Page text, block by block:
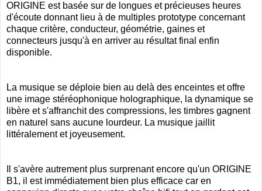
ORIGINE est basée sur de longues et précieuses heures
d'écoute donnant lieu à de multiples prototype concernant
chaque critère, conducteur, géométrie, gaines et
connecteurs jusqu'à en arriver au résultat final enfin
disponible.
La musique se déploie bien au delà des enceintes et offre
une image stéréophonique holographique, la dynamique se
libère et s'affranchit des compressions, les timbres gagnent
en naturel sans aucune lourdeur. La musique jaillit
littéralement et joyeusement.
Il s'avère autrement plus surprenant encore qu'un ORIGINE
B1, il est immédiatement bien plus efficace car en